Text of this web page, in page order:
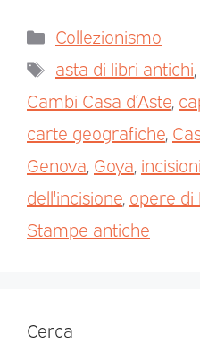
Collezionismo
asta di libri antichi
Cambi Casa d’Aste
carte geografiche
Genova Goya
dell'incisione opere di
Stampe antiche
Cerca